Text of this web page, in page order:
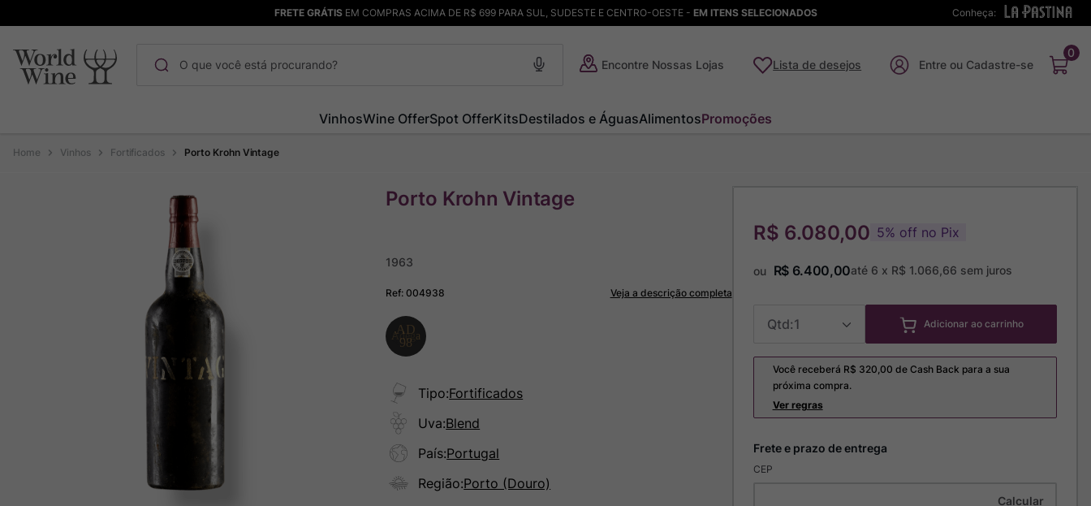
Conheça:
FRETE GRÁTISEM COMPRAS ACIMA DE R$ 699 PARA SUL, SUDESTE E CENTRO-OESTE - EM ITENS SELECIONADOS
Encontre Nossas Lojas Lista de desejos
0
VinhosWine OfferSpot OfferKitsDestilados e ÁguasAlimentosPromoções
Vinhos Fortificados Porto Krohn Vintage
Porto Krohn Vintage
1963
Ref:004938 Veja a descrição completa
Tipo:Fortificados
Uva:Blend
País:Portugal
Região:Porto (Douro)
R$ 6.080,00 5% off no Pix
ou R$ 6.400,00até 6 x R$ 1.066,66 sem juros
1 Adicionar ao carrinho
Você receberá R$ 320,00 de Cash Back para a sua
próxima compra.
Ver regras
CEP
1º Maçanita
Bodega Garzon
Ver Sacrum